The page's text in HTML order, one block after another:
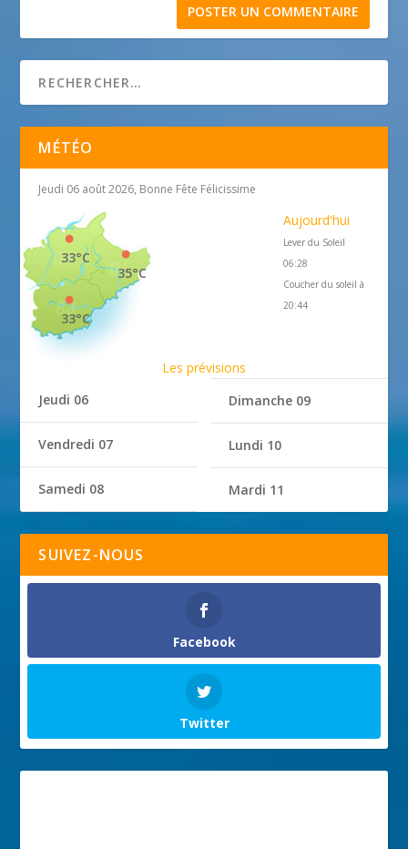
MÉTÉO
Jeudi 06 août 2026, Bonne Fête Félicissime
35°C
33°C
33°C
Aujourd'hui
Lever du Soleil
06:28
Coucher du soleil à
20:44
Les prévisions
Jeudi 06
Vendredi 07
Samedi 08
Dimanche 09
Lundi 10
Mardi 11
SUIVEZ-NOUS
Facebook
Twitter